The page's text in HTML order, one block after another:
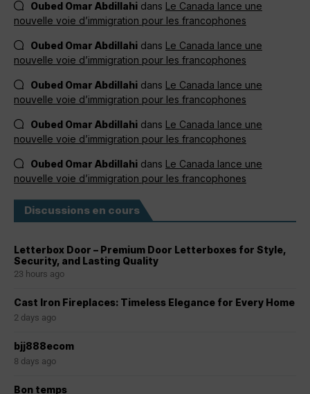
Oubed Omar Abdillahi dans Le Canada lance une
nouvelle voie d’immigration pour les francophones
Oubed Omar Abdillahi dans Le Canada lance une
nouvelle voie d’immigration pour les francophones
Oubed Omar Abdillahi dans Le Canada lance une
nouvelle voie d’immigration pour les francophones
Oubed Omar Abdillahi dans Le Canada lance une
nouvelle voie d’immigration pour les francophones
Oubed Omar Abdillahi dans Le Canada lance une
nouvelle voie d’immigration pour les francophones
Discussions en cours
Letterbox Door – Premium Door Letterboxes for Style,
Security, and Lasting Quality
23 hours ago
Cast Iron Fireplaces: Timeless Elegance for Every Home
2 days ago
bjj888ecom
8 days ago
Bon temps